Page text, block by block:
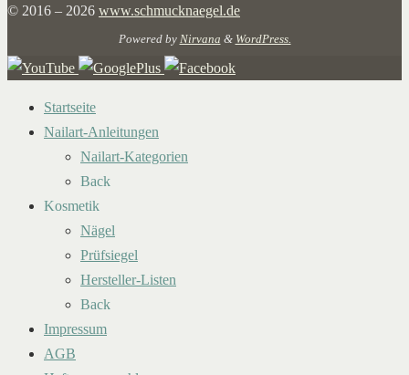
© 2016 – 2026 www.schmucknaegel.de
Powered by Nirvana & WordPress.
Startseite
Nailart-Anleitungen
Nailart-Kategorien
Back
Kosmetik
Nägel
Prüfsiegel
Hersteller-Listen
Back
Impressum
AGB